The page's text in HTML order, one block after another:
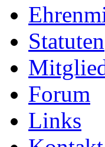
Statuten
Forum
Links